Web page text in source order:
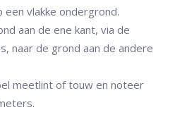
een vlakke ondergrond.
aan de ene kant, via de
naar de grond aan de andere
meetlint of touw en noteer